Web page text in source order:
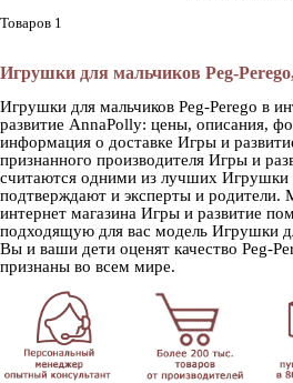
Товаров 1
Игрушки для мальчиков Peg-
Игрушки для мальчиков Peg-Perego в
развитие AnnaPolly: цены, описания,
информация о доставке Игры и
признанного производителя Игры и
считаются одними из лучших Игрушки
подтверждают и эксперты и
интернет магазина Игры и развитие
подходящую для вас модель Игрушки
Вы и ваши дети оценят качество Peg-
признаны во всем мире.